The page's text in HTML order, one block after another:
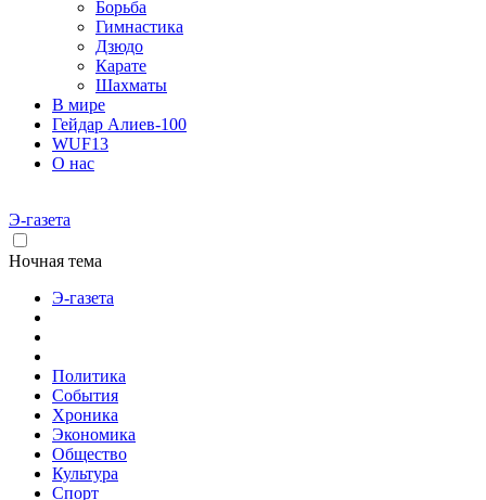
Борьба
Гимнастика
Дзюдо
Карате
Шахматы
В мире
Гейдар Алиев-100
WUF13
О нас
Э-газета
Ночная тема
Э-газета
Политика
События
Хроника
Экономика
Общество
Культура
Спорт